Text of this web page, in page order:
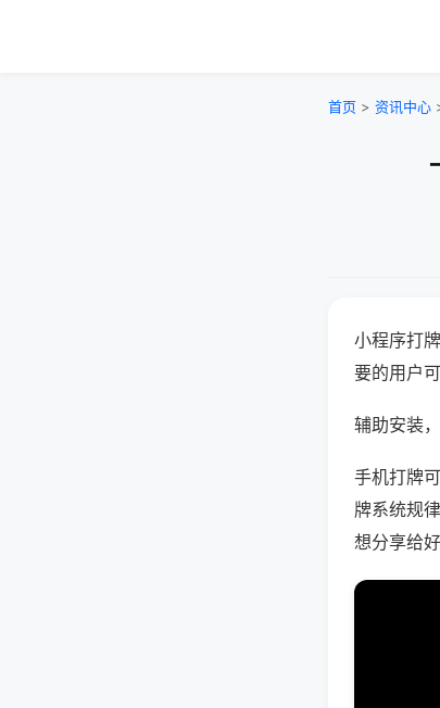
首页 > 资讯中心
小程序打
要的用户
辅助安装
手机打牌
牌系统规
想分享给